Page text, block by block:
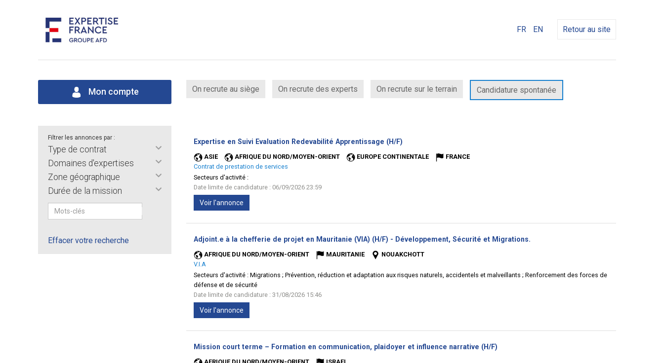
FR EN Retour au site
Mon compte On recrute au siège On recrute des experts On recrute sur le terrain Candidature spontanée
Filtrer les annonces par :
Type de contrat
Domaines d'expertises
Zone géographique
Durée de la mission
Effacer votre recherche
Expertise en Suivi Evaluation Redevabilité Apprentissage (H/F)
ASIE AFRIQUE DU NORD/MOYEN-ORIENT EUROPE CONTINENTALE
FRANCE
Contrat de prestation de services
Secteurs d'activité :
Date limite de candidature : 06/09/2026 23:59
Voir l'annonce
Adjoint.e à la chefferie de projet en Mauritanie (VIA) (H/F) - Développement, Sécurité et Migrations.
AFRIQUE DU NORD/MOYEN-ORIENT MAURITANIE
NOUAKCHOTT
V.I.A
Secteurs d'activité : Migrations ; Prévention, réduction et adaptation aux risques naturels, accidentels et malveillants ; Renforcement des forces de
défense et de sécurité
Date limite de candidature : 31/08/2026 15:46
Voir l'annonce
Mission court terme – Formation en communication, plaidoyer et influence narrative (H/F)